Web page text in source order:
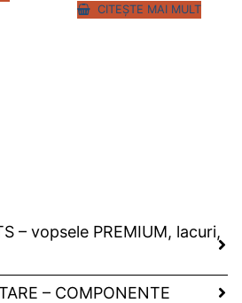
CITEȘTE MAI MULT
– vopsele PREMIUM, lacuri,
– COMPONENTE